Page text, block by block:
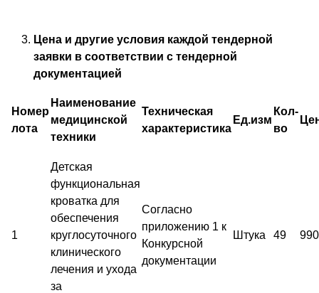
Цена и другие условия каждой тендерной
заявки в соответствии с тендерной
документацией
Номер
лота
Наименование
медицинской
техники
Техническая
характеристика
Ед.изм
Кол-
во
1
Детская
функциональная
кроватка для
обеспечения
круглосуточного
клинического
лечения и ухода
за
Согласно
приложению 1 к
Конкурсной
документации
Штука 49